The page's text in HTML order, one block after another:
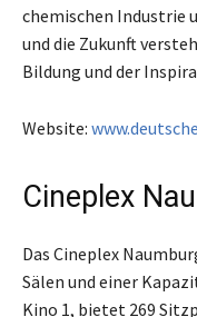
chemischen Industrie
und die Zukunft
Bildung und der
Website:
Cineplex
Das Cineplex
Sälen und einer
Kino 1, bietet 269